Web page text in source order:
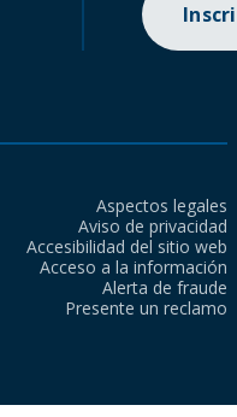
Aspectos legales
Aviso de privacidad
Accesibilidad del sitio web
Acceso a la información
Alerta de fraude
Presente un reclamo